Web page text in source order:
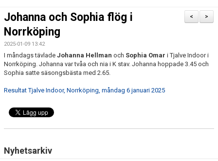
>
<
Johanna och Sophia flög i
Norrköping
2025-01-09 13:42
I måndags tävlade Johanna Hellman och Sophia Omar i Tjalve Indoor i
Norrköping. Johanna var tvåa och nia i K stav. Johanna hoppade 3.45 och
Sophia satte säsongsbästa med 2.65.
Resultat Tjalve Indoor, Norrköping, måndag 6 januari 2025
Nyhetsarkiv